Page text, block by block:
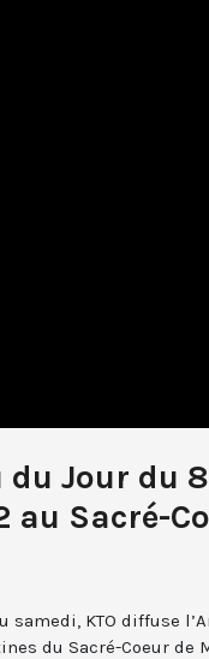
Jour du 8
au Sacré-
KTO diffuse
du Sacré-Coeur de